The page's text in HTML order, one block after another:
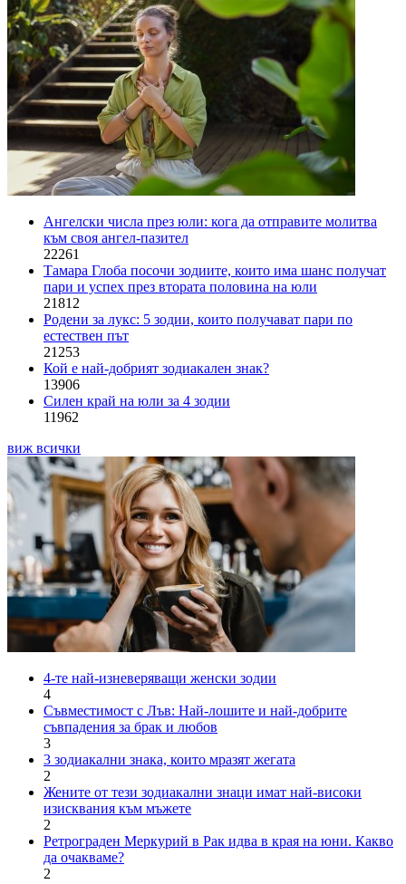
Ангелски числа през юли: кога да отправите молитва
към своя ангел-пазител
22261
Тамара Глоба посочи зодиите, които има шанс получат
пари и успех през втората половина на юли
21812
Родени за лукс: 5 зодии, които получават пари по
естествен път
21253
Кой е най-добрият зодиакален знак?
13906
Силен край на юли за 4 зодии
11962
виж всички
4-те най-изневеряващи женски зодии
4
Съвместимост с Лъв: Най-лошите и най-добрите
съвпадения за брак и любов
3
3 зодиакални знака, които мразят жегата
2
Жените от тези зодиакални знаци имат най-високи
изисквания към мъжете
2
Ретрограден Меркурий в Рак идва в края на юни. Какво
да очакваме?
2